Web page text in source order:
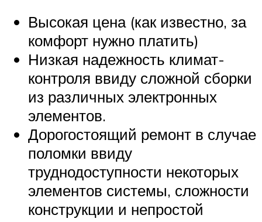
Высокая цена (как известно, за
комфорт нужно платить)
Низкая надежность климат-
контроля ввиду сложной сборки
из различных электронных
элементов.
Дорогостоящий ремонт в случае
поломки ввиду
труднодоступности некоторых
элементов системы, сложности
конструкции и непростой